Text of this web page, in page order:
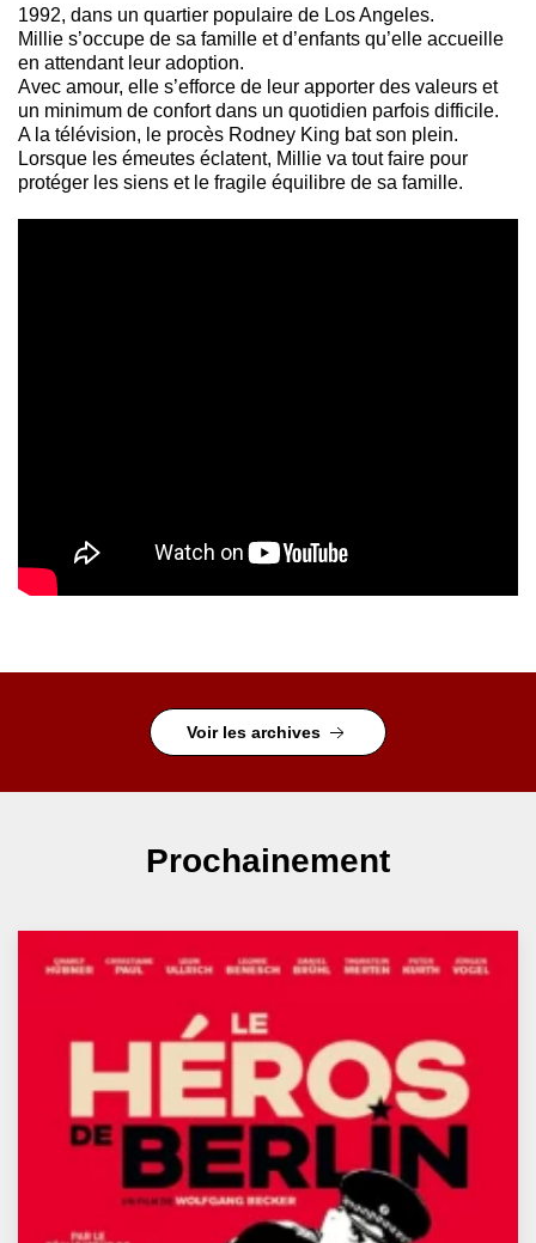
1992, dans un quartier populaire de Los Angeles.
Millie s’occupe de sa famille et d’enfants qu’elle accueille
en attendant leur adoption.
Avec amour, elle s’efforce de leur apporter des valeurs et
un minimum de confort dans un quotidien parfois difficile.
A la télévision, le procès Rodney King bat son plein.
Lorsque les émeutes éclatent, Millie va tout faire pour
protéger les siens et le fragile équilibre de sa famille.
Voir les archives
Prochainement